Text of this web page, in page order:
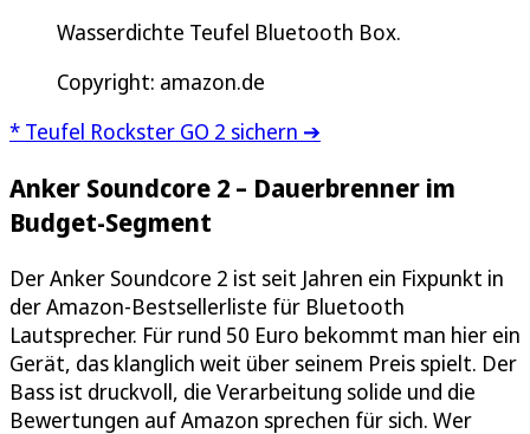
Wasserdichte Teufel Bluetooth Box.
Copyright: amazon.de
* Teufel Rockster GO 2 sichern ➔
Anker Soundcore 2 – Dauerbrenner im
Budget-Segment
Der Anker Soundcore 2 ist seit Jahren ein Fixpunkt in
der Amazon-Bestsellerliste für Bluetooth
Lautsprecher. Für rund 50 Euro bekommt man hier ein
Gerät, das klanglich weit über seinem Preis spielt. Der
Bass ist druckvoll, die Verarbeitung solide und die
Bewertungen auf Amazon sprechen für sich. Wer